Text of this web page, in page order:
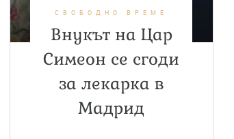
СВОБОДНО ВРЕМЕ
Внукът на Цар
Симеон се сгоди
за лекарка в
Мадрид